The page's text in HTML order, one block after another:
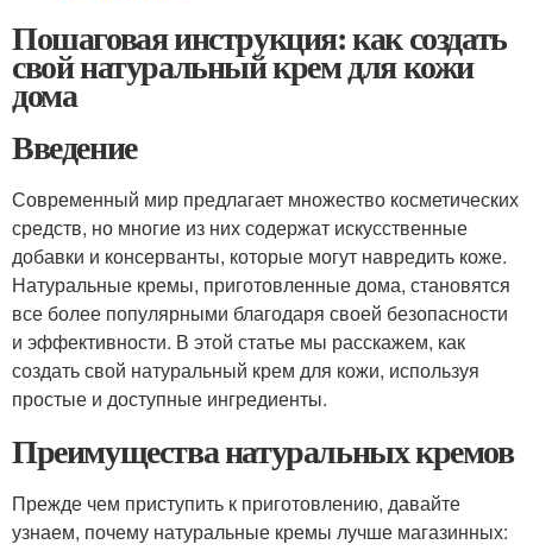
Пошаговая инструкция: как создать
свой натуральный крем для кожи
дома
Введение
Современный мир предлагает множество косметических
средств, но многие из них содержат искусственные
добавки и консерванты, которые могут навредить коже.
Натуральные кремы, приготовленные дома, становятся
все более популярными благодаря своей безопасности
и эффективности. В этой статье мы расскажем, как
создать свой натуральный крем для кожи, используя
простые и доступные ингредиенты.
Преимущества натуральных кремов
Прежде чем приступить к приготовлению, давайте
узнаем, почему натуральные кремы лучше магазинных: